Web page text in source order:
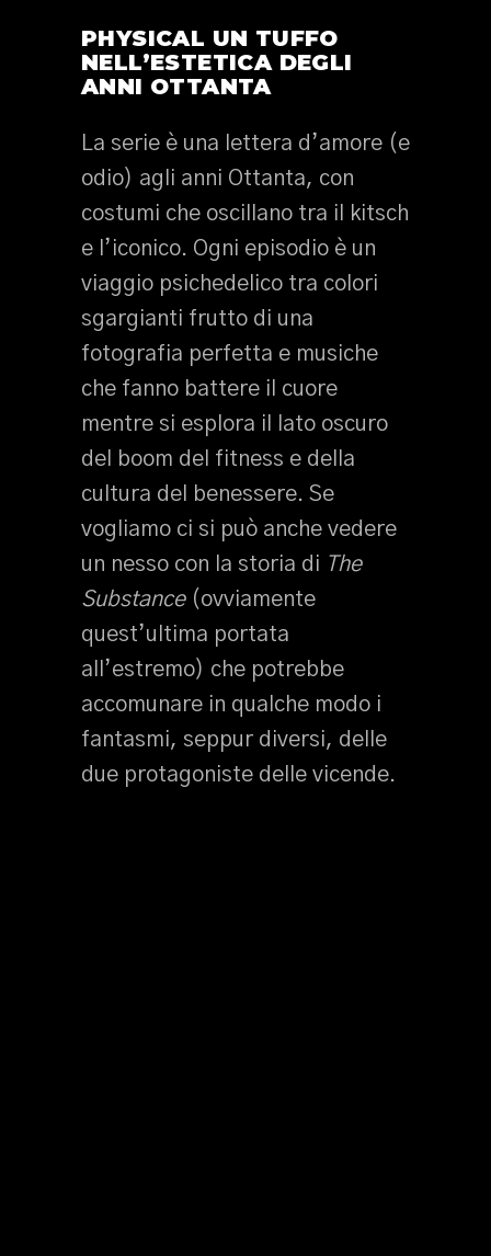
PHYSICAL UN TUFFO
NELL’ESTETICA DEGLI
ANNI OTTANTA
La serie è una lettera d’amore (e
odio) agli anni Ottanta, con
costumi che oscillano tra il kitsch
e l’iconico. Ogni episodio è un
viaggio psichedelico tra colori
sgargianti frutto di una
fotografia perfetta e musiche
che fanno battere il cuore
mentre si esplora il lato oscuro
del boom del fitness e della
cultura del benessere. Se
vogliamo ci si può anche vedere
un nesso con la storia di The
Substance(ovviamente
quest’ultima portata
all’estremo) che potrebbe
accomunare in qualche modo i
fantasmi, seppur diversi, delle
due protagoniste delle vicende.